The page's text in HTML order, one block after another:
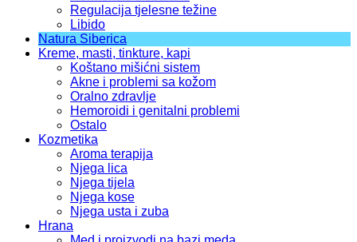
Regulacija tjelesne težine
Libido
Natura Siberica
Kreme, masti, tinkture, kapi
Koštano mišićni sistem
Akne i problemi sa kožom
Oralno zdravlje
Hemoroidi i genitalni problemi
Ostalo
Kozmetika
Aroma terapija
Njega lica
Njega tijela
Njega kose
Njega usta i zuba
Hrana